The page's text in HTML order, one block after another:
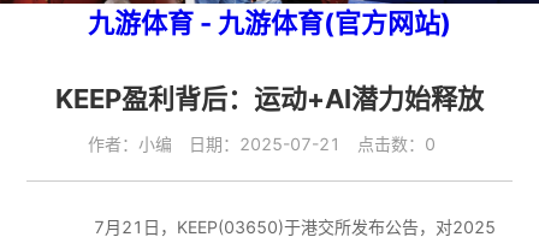
九游体育 - 九游体育(官方网站)
KEEP盈利背后：运动+AI潜力始释放
作者：小编 日期：2025-07-21 点击数：0
7月21日，KEEP(03650)于港交所发布公告，对2025